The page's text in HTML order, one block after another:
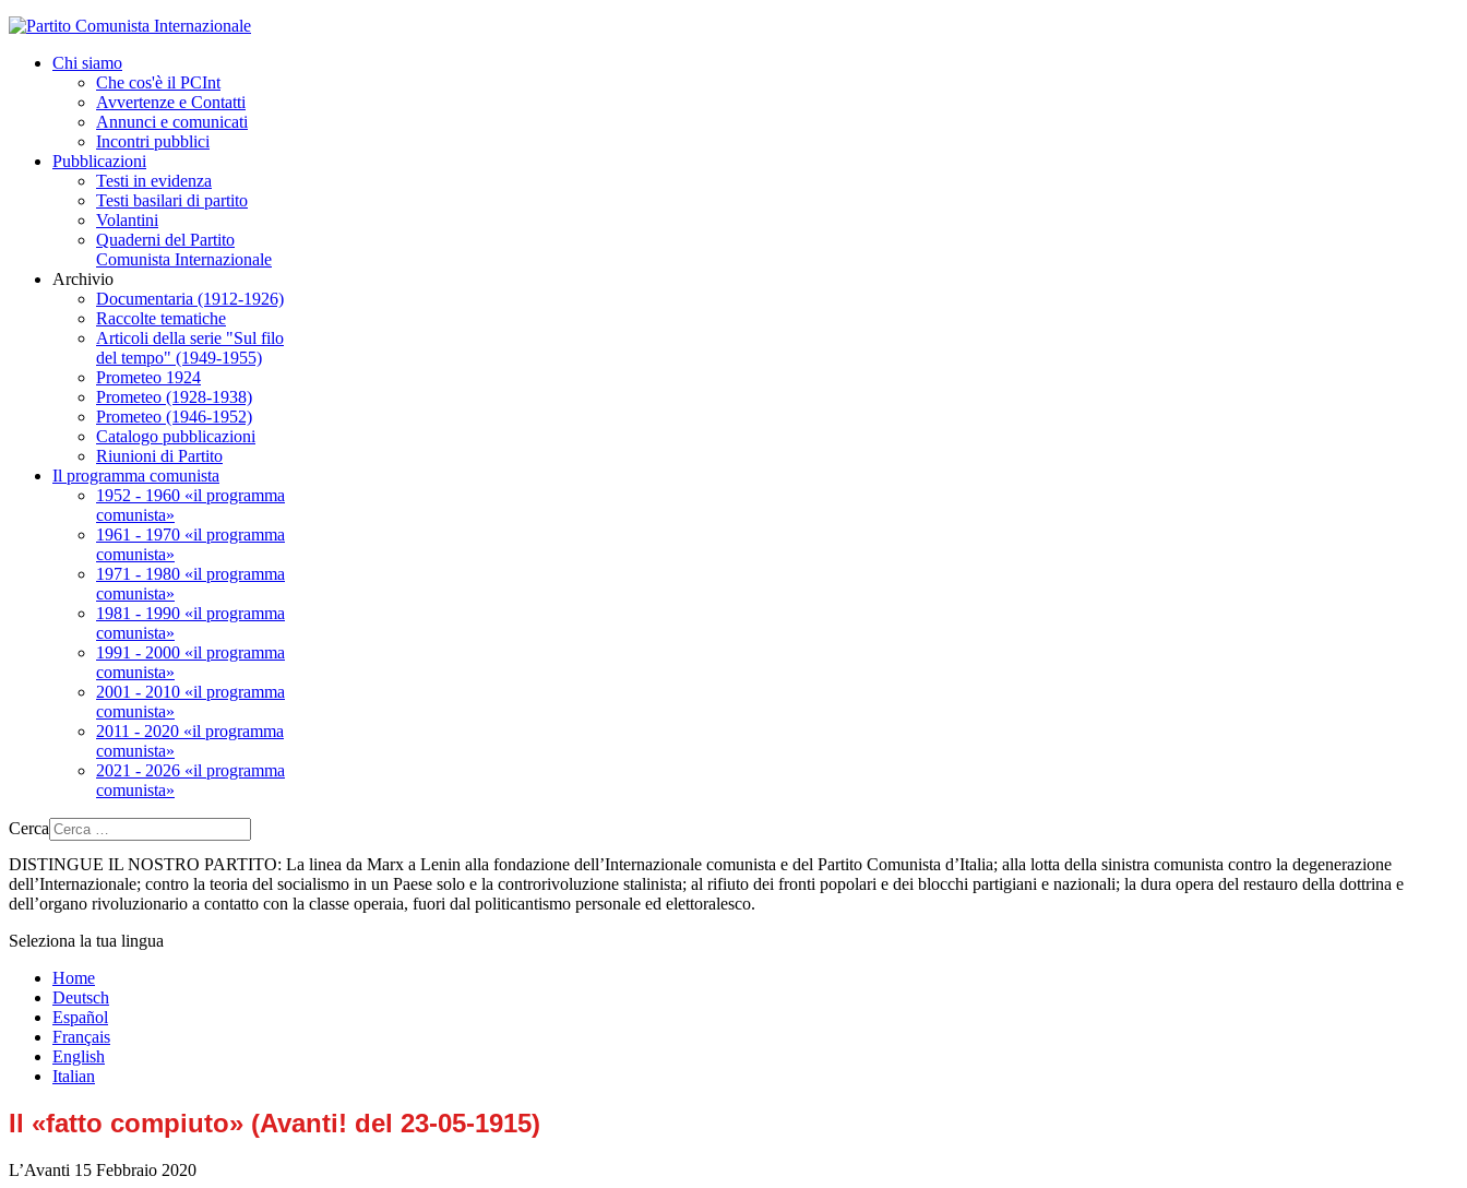
Chi siamo
Che cos'è il PCInt
Avvertenze e Contatti
Annunci e comunicati
Incontri pubblici
Pubblicazioni
Testi in evidenza
Testi basilari di partito
Volantini
Quaderni del Partito
Comunista Internazionale
Archivio
Documentaria (1912-1926)
Raccolte tematiche
Articoli della serie "Sul filo
del tempo" (1949-1955)
Prometeo 1924
Prometeo (1928-1938)
Prometeo (1946-1952)
Catalogo pubblicazioni
Riunioni di Partito
Il programma comunista
1952 - 1960 «il programma
comunista»
1961 - 1970 «il programma
comunista»
1971 - 1980 «il programma
comunista»
1981 - 1990 «il programma
comunista»
1991 - 2000 «il programma
comunista»
2001 - 2010 «il programma
comunista»
2011 - 2020 «il programma
comunista»
2021 - 2026 «il programma
comunista»
Cerca
DISTINGUE IL NOSTRO PARTITO: La linea da Marx a Lenin alla fondazione dell’Internazionale comunista e del Partito Comunista d’Italia; alla lotta della sinistra comunista contro la degenerazione
dell’Internazionale; contro la teoria del socialismo in un Paese solo e la controrivoluzione stalinista; al rifiuto dei fronti popolari e dei blocchi partigiani e nazionali; la dura opera del restauro della dottrina e
dell’organo rivoluzionario a contatto con la classe operaia, fuori dal politicantismo personale ed elettoralesco.
Seleziona la tua lingua
Home
Deutsch
Español
Français
English
Italian
Il «fatto compiuto» (Avanti! del 23-05-1915)
L’Avanti 15 Febbraio 2020